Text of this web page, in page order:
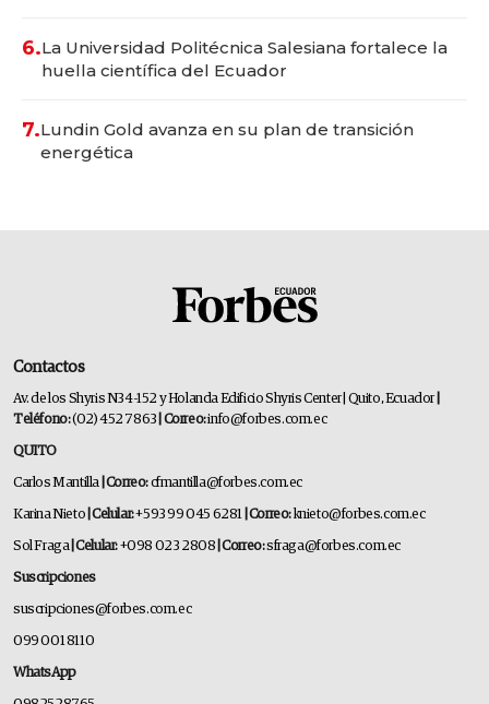
6.La Universidad Politécnica Salesiana fortalece la
huella científica del Ecuador
7.Lundin Gold avanza en su plan de transición
energética
Contactos
Av. de los Shyris N34-152 y Holanda Edificio Shyris Center | Quito, Ecuador
Teléfono:(02) 452 7863 | Correo:info@forbes.com.ec
QUITO
Carlos Mantilla | Correo:cfmantilla@forbes.com.ec
Karina Nieto | Celular:+593 99 045 6281 | Correo:knieto@forbes.com.ec
Sol Fraga| Celular:+098 023 2808 | Correo:sfraga@forbes.com.ec
Suscripciones
suscripciones@forbes.com.ec
099 001 8110
WhatsApp